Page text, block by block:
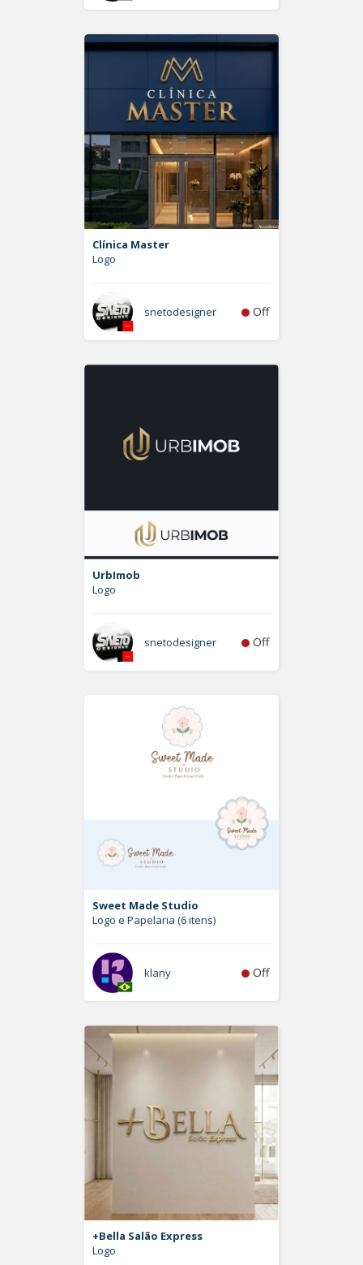
Clínica Master
Logo
snetodesigner Off
UrbImob
Logo
snetodesigner Off
Sweet Made Studio
Logo e Papelaria (6 itens)
klany Off
+Bella Salão Express
Logo